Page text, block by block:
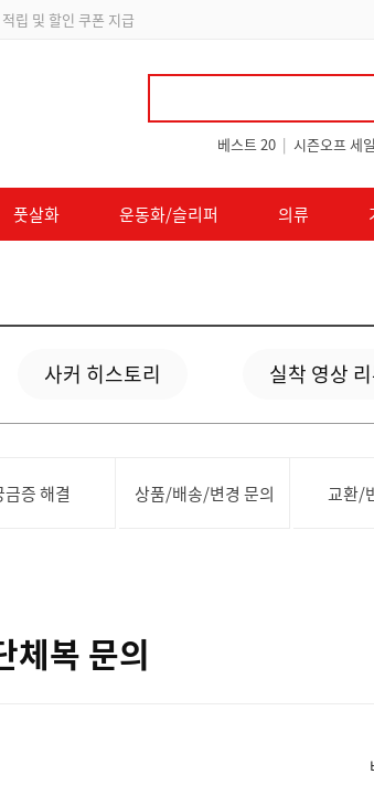
립 및 할인 쿠폰 지급
베스트 20 | 시즌오프 세일
풋살화 운동화/슬리퍼 의류
사커 히스토리 실착 영상
금증 해결 상품/배송/변경 문의 교환/
체복 문의